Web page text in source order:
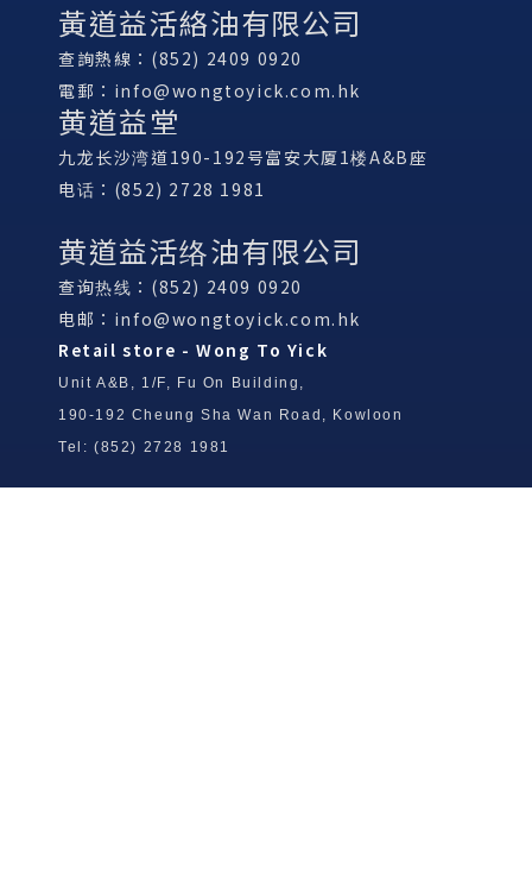
黃道益活絡油有限公司
查詢熱線：(852) 2409 0920
電郵： info@wongtoyick.com.hk
黄道益堂
九龙长沙湾道190-192号富安大厦1楼A&B座
电话：(852) 2728 1981
黄道益活络油有限公司
查询热线：(852) 2409 0920
电邮： info@wongtoyick.com.hk
Retail store - Wong To Yick
Unit A&B, 1/F, Fu On Building,
190-192 Cheung Sha Wan Road, Kowloon
Tel: (852) 2728 1981